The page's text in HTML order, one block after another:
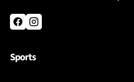
FacebookInstagram
Sports